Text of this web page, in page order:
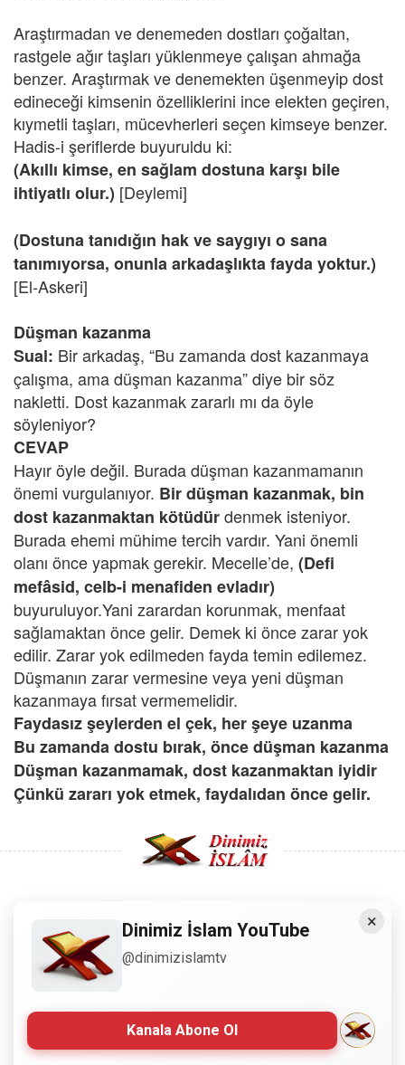
Araştırmadan ve denemeden dostları çoğaltan,
rastgele ağır taşları yüklenmeye çalışan ahmağa
benzer. Araştırmak ve denemekten üşenmeyip dost
edineceği kimsenin özelliklerini ince elekten geçiren,
kıymetli taşları, mücevherleri seçen kimseye benzer.
Hadis-i şeriflerde buyuruldu ki:
(Akıllı kimse, en sağlam dostuna karşı bile
ihtiyatlı olur.) [Deylemi]
(Dostuna tanıdığın hak ve saygıyı o sana
tanımıyorsa, onunla arkadaşlıkta fayda yoktur.)
[El-Askeri]
Düşman kazanma
Sual: Bir arkadaş, “Bu zamanda dost kazanmaya
çalışma, ama düşman kazanma” diye bir söz
nakletti. Dost kazanmak zararlı mı da öyle
söyleniyor?
CEVAP
Hayır öyle değil. Burada düşman kazanmamanın
önemi vurgulanıyor. Bir düşman kazanmak, bin
dost kazanmaktan kötüdürdenmek isteniyor.
Burada ehemi mühime tercih vardır. Yani önemli
olanı önce yapmak gerekir. Mecelle’de, (Defi
mefâsid, celb-i menafiden evladır)
buyuruluyor.Yani zarardan korunmak, menfaat
sağlamaktan önce gelir. Demek ki önce zarar yok
edilir. Zarar yok edilmeden fayda temin edilemez.
Düşmanın zarar vermesine veya yeni düşman
kazanmaya fırsat vermemelidir.
Faydasız şeylerden el çek, her şeye uzanma
Bu zamanda dostu bırak, önce düşman kazanma
Düşman kazanmamak, dost kazanmaktan iyidir
Çünkü zararı yok etmek, faydalıdan önce gelir.
Copyright © 2008 - Dinimiz İslam. Her Hakkı Saklıdır.
Sitemizdeki bilgiler, bütün insanların istifadesi için
hazırlanmıştır. Orijinaline sadık kalmak şartıyla, izin
edebilir.
×
Dinimiz İslam YouTube
@dinimizislamtv
Kanala Abone Ol